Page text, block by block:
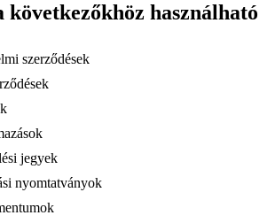
következőkhöz használható
szerződések
jegyek
nyomtatványok